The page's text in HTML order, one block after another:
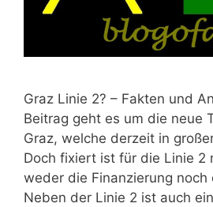
Graz Linie 2? – Fakten und
Beitrag geht es um die neue
Graz, welche derzeit in
Doch fixiert ist für die Linie 2
weder die Finanzierung noch
Neben der Linie 2 ist auch